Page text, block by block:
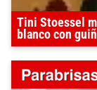
Tini Stoessel
blanco con